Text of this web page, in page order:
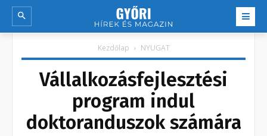
Kezdőlap NYUGAT
Vállalkozásfejlesztési
program indul
doktoranduszok számára